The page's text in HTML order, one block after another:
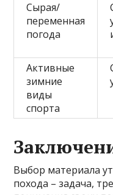
Сырая/
переменная
погода
Активные
зимние
виды
спорта
Выбор материала
похода – задача,